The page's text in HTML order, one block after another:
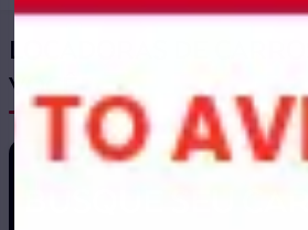
LOCADORAS DE
VOCÊ